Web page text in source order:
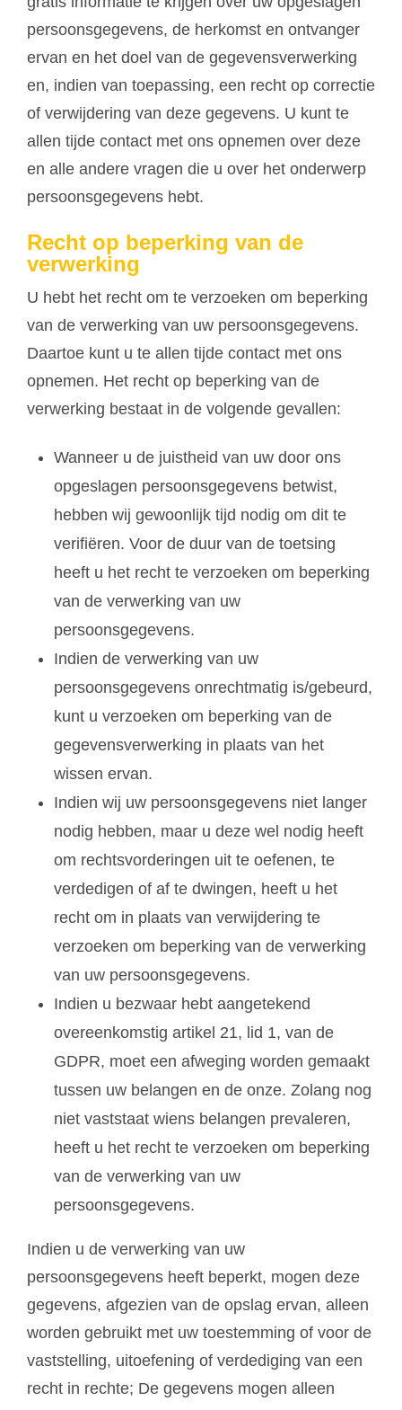
persoonsgegevens, de herkomst en ontvanger
ervan en het doel van de gegevensverwerking
en, indien van toepassing, een recht op correctie
of verwijdering van deze gegevens. U kunt te
allen tijde contact met ons opnemen over deze
en alle andere vragen die u over het onderwerp
persoonsgegevens hebt.
Recht op beperking van de
verwerking
U hebt het recht om te verzoeken om beperking
van de verwerking van uw persoonsgegevens.
Daartoe kunt u te allen tijde contact met ons
opnemen. Het recht op beperking van de
verwerking bestaat in de volgende gevallen:
Wanneer u de juistheid van uw door ons
opgeslagen persoonsgegevens betwist,
hebben wij gewoonlijk tijd nodig om dit te
verifiëren. Voor de duur van de toetsing
heeft u het recht te verzoeken om beperking
van de verwerking van uw
persoonsgegevens.
Indien de verwerking van uw
persoonsgegevens onrechtmatig is/gebeurd,
kunt u verzoeken om beperking van de
gegevensverwerking in plaats van het
wissen ervan.
Indien wij uw persoonsgegevens niet langer
nodig hebben, maar u deze wel nodig heeft
om rechtsvorderingen uit te oefenen, te
verdedigen of af te dwingen, heeft u het
recht om in plaats van verwijdering te
verzoeken om beperking van de verwerking
van uw persoonsgegevens.
Indien u bezwaar hebt aangetekend
overeenkomstig artikel 21, lid 1, van de
GDPR, moet een afweging worden gemaakt
tussen uw belangen en de onze. Zolang nog
niet vaststaat wiens belangen prevaleren,
heeft u het recht te verzoeken om beperking
van de verwerking van uw
persoonsgegevens.
Indien u de verwerking van uw
persoonsgegevens heeft beperkt, mogen deze
gegevens, afgezien van de opslag ervan, alleen
worden gebruikt met uw toestemming of voor de
vaststelling, uitoefening of verdediging van een
recht in rechte; De gegevens mogen alleen